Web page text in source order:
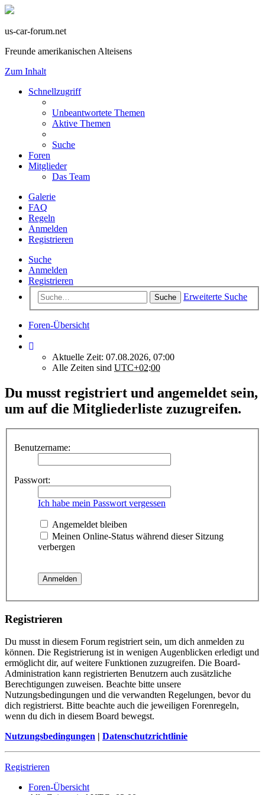
us-car-forum.net
Freunde amerikanischen Alteisens
Zum Inhalt
Schnellzugriff
Unbeantwortete Themen
Aktive Themen
Suche
Foren
Mitglieder
Das Team
Galerie
FAQ
Regeln
Anmelden
Registrieren
Suche
Anmelden
Registrieren
Suche Erweiterte Suche
Foren-Übersicht
Aktuelle Zeit: 07.08.2026, 07:00
Alle Zeiten sind UTC+02:00
Du musst registriert und angemeldet sein,
um auf die Mitgliederliste zuzugreifen.
Benutzername:
Passwort:
Ich habe mein Passwort vergessen
Angemeldet bleiben
Meinen Online-Status während dieser Sitzung
verbergen
Registrieren
Du musst in diesem Forum registriert sein, um dich anmelden zu
können. Die Registrierung ist in wenigen Augenblicken erledigt und
ermöglicht dir, auf weitere Funktionen zuzugreifen. Die Board-
Administration kann registrierten Benutzern auch zusätzliche
Berechtigungen zuweisen. Beachte bitte unsere
Nutzungsbedingungen und die verwandten Regelungen, bevor du
dich registrierst. Bitte beachte auch die jeweiligen Forenregeln,
wenn du dich in diesem Board bewegst.
Nutzungsbedingungen | Datenschutzrichtlinie
Registrieren
Foren-Übersicht